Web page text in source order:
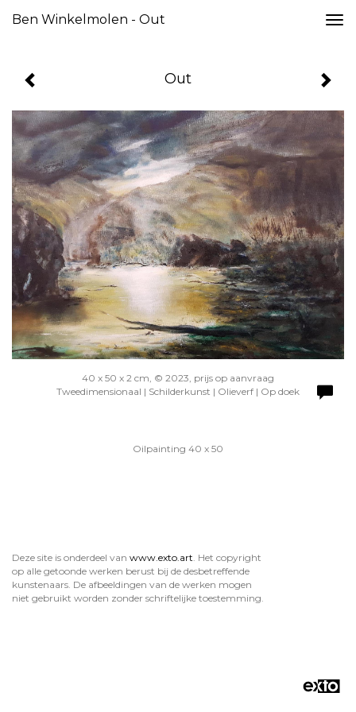
Ben Winkelmolen - Out
Out
40 x 50 x 2 cm, © 2023, prijs op aanvraag
Tweedimensionaal | Schilderkunst | Olieverf | Op doek
Oilpainting 40 x 50
Deze site is onderdeel van www.exto.art. Het copyright
op alle getoonde werken berust bij de desbetreffende
kunstenaars. De afbeeldingen van de werken mogen
niet gebruikt worden zonder schriftelijke toestemming.